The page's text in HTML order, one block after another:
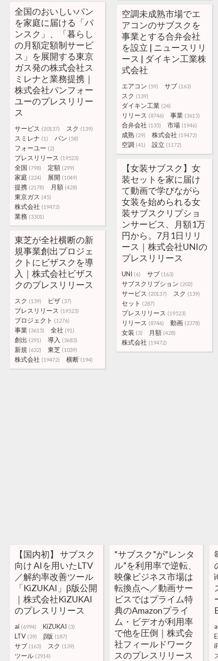
全国のおいしいパン
を家庭に届ける「パ
ンスク」、「暮らし
の月額定額制サービ
ス」を展開する東京
ガス発の株式会社ス
ミレナと業務提携｜
株式会社パンフォー
ユーのプレスリリー
ス
サービス (20137) スク (139)
スミレナ (1) パン (58)
フォーユー (2)
プレスリリース (19523)
全国 (798) 定額 (299)
家庭 (224) 展開 (1049)
提携 (2178) 月額 (428)
東京ガス (45)
株式会社 (19472)
業務 (3301)
空調未成熟市場でエ
アコンのサブスクを
事業とする合弁会社
を設立 | ニュースリリ
ース | ダイキン工業株
式会社
エアコン (59) サブ (163)
スク (139)
ダイキン工業 (24)
リリース (8746) 事業 (3615)
合弁会社 (135) 市場 (1946)
成熟 (29) 株式会社 (19472)
空調 (41) 設立 (1172)
【女装サブスク】女
装セットを家に届け
て動画で学びながら
女装を始められる女
装サブスクリプショ
ンサービス、月額1万
円から。7月1日リリ
ース｜株式会社UNIの
プレスリリース
UNI (6) サブ (163)
サブスクリプション (202)
サービス (20137) スク (139)
セット (287)
プレスリリース (19523)
リリース (8746) 動画 (2378)
女装 (3) 月額 (428)
株式会社 (19472)
東芝が全社横断の新
規事業創出プロジェ
クトにビザスクを導
入｜株式会社ビザス
クのプレスリリース
スク (139) ビザ (37)
プレスリリース (19523)
プロジェクト (1276)
事業 (3615) 全社 (91)
創出 (291) 導入 (3683)
新規 (632) 東芝 (1039)
株式会社 (19472) 横断 (194)
【国内初】 サブスク
向け AIを用いたLTV
／解約率改善ツール
「KiZUKAI」β版公開
｜株式会社KiZUKAI
のプレスリリース
ai (6994) KiZUKAI (3)
LTV (39) β版 (187)
サブ (163) スク (139)
ツール (2914)
“サブスク”が“レンタ
ル”を利用率で逆転、
映像ビジネス市場は
転換点へ／動画サー
ビスではプライム特
典のAmazonプライ
ム・ビデオが利用率
で他を圧倒｜株式会
社フィールドワーク
スのプレスリリース